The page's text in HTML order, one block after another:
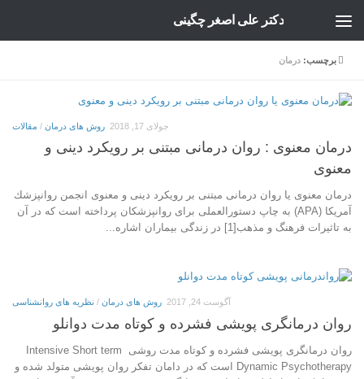
دکتر علی اصغر چگینی
برچسب:درمان
روش های درمان / مقالات جولای 17, 2018
درمان معنوی : روان درمانی مبتنی بر رویكرد دینی و
معنوی
درمان معنوی یا روان درمانی مبتنی بر رویكرد دینی و معنوی انجمن روانپزشك
آمریكا (APA) به چاپ دستورالعملی برای روانپزشكان پرداخته است كه در آن
به تاثیرات فرهنگ و مذهب[1] در زندگی بیماران اشاره...
روش های درمان / نظریه های روانشناسی آگوست 24, 2017
روان درمانگری پویشی فشرده و کوتاه مدت دوانلو
روان درمانگری پویشی فشرده و کوتاه مدت روشی Intensive Short term
Dynamic Psychotherapy است که در دامان تفکر روان پویشی متولد شده و